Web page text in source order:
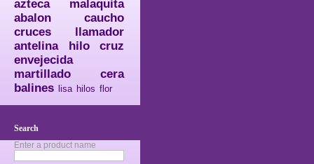
azteca
malaquita
abalon
caucho
cruces
llamador
antelina
hilo
cruz
envejecida
martillado
cera
balines lisa hilos flor
Search
Enter a product name